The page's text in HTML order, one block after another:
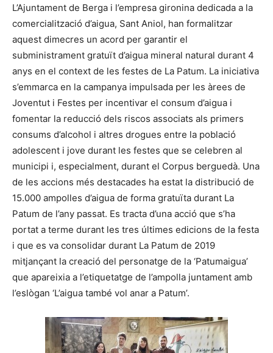
L’Ajuntament de Berga i l’empresa gironina dedicada a la
comercialització d’aigua, Sant Aniol, han formalitzar
aquest dimecres un acord per garantir el
subministrament gratuït d’aigua mineral natural durant 4
anys en el context de les festes de La Patum. La iniciativa
s’emmarca en la campanya impulsada per les àrees de
Joventut i Festes per incentivar el consum d’aigua i
fomentar la reducció dels riscos associats als primers
consums d’alcohol i altres drogues entre la població
adolescent i jove durant les festes que se celebren al
municipi i, especialment, durant el Corpus berguedà. Una
de les accions més destacades ha estat la distribució de
15.000 ampolles d’aigua de forma gratuïta durant La
Patum de l’any passat. Es tracta d’una acció que s’ha
portat a terme durant les tres últimes edicions de la festa
i que es va consolidar durant La Patum de 2019
mitjançant la creació del personatge de la ‘Patumaigua’
que apareixia a l’etiquetatge de l’ampolla juntament amb
l’eslògan ‘L’aigua també vol anar a Patum’.